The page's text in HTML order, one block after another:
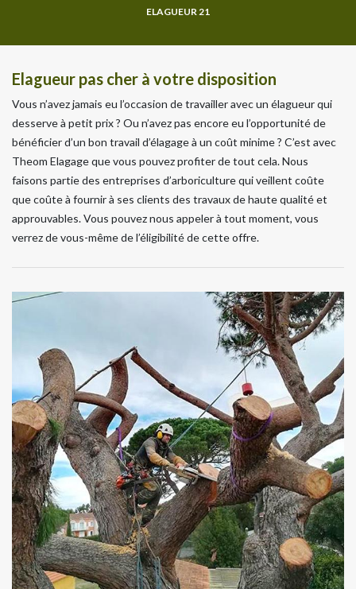
ELAGUEUR 21
Elagueur pas cher à votre disposition
Vous n’avez jamais eu l’occasion de travailler avec un élagueur qui
desserve à petit prix ? Ou n’avez pas encore eu l’opportunité de
bénéficier d’un bon travail d’élagage à un coût minime ? C’est avec
Theom Elagage que vous pouvez profiter de tout cela. Nous
faisons partie des entreprises d’arboriculture qui veillent coûte
que coûte à fournir à ses clients des travaux de haute qualité et
approuvables. Vous pouvez nous appeler à tout moment, vous
verrez de vous-même de l’éligibilité de cette offre.